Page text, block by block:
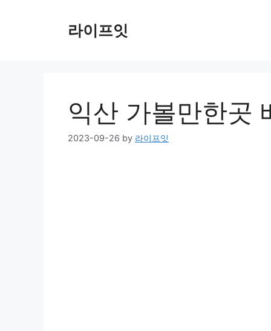
라이프잇
익산 가볼만한곳
2023-09-26 by 라이프잇